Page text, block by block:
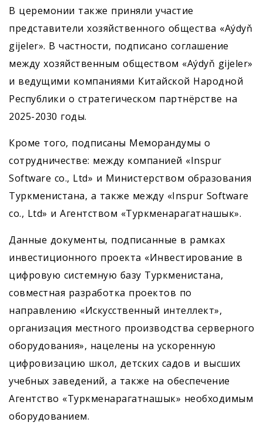
В церемонии также приняли участие
представители хозяйственного общества «Aýdyň
gijeler». В частности, подписано соглашение
между хозяйственным обществом «Aýdyň gijeler»
и ведущими компаниями Китайской Народной
Республики о стратегическом партнёрстве на
2025-2030 годы.
Кроме того, подписаны Меморандумы о
сотрудничестве: между компанией «Inspur
Software co., Ltd» и Министерством образования
Туркменистана, а также между «Inspur Software
co., Ltd» и Агентством «Туркменарагатнашык».
Данные документы, подписанные в рамках
инвестиционного проекта «Инвестирование в
цифровую системную базу Туркменистана,
совместная разработка проектов по
направлению «Искусственный интеллект»,
организация местного производства серверного
оборудования», нацелены на ускоренную
цифровизацию школ, детских садов и высших
учебных заведений, а также на обеспечение
Агентство «Туркменарагатнашык» необходимым
оборудованием.